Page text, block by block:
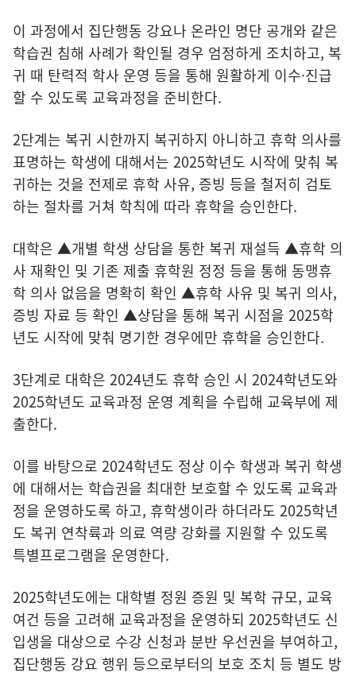
이 과정에서 집단행동 강요나 온라인 명단 공개와 같은
학습권 침해 사례가 확인될 경우 엄정하게 조치하고, 복
귀 때 탄력적 학사 운영 등을 통해 원활하게 이수·진급
할 수 있도록 교육과정을 준비한다.
2단계는 복귀 시한까지 복귀하지 아니하고 휴학 의사를
표명하는 학생에 대해서는 2025학년도 시작에 맞춰 복
귀하는 것을 전제로 휴학 사유, 증빙 등을 철저히 검토
하는 절차를 거쳐 학칙에 따라 휴학을 승인한다.
대학은 ▲개별 학생 상담을 통한 복귀 재설득 ▲휴학 의
사 재확인 및 기존 제출 휴학원 정정 등을 통해 동맹휴
학 의사 없음을 명확히 확인 ▲휴학 사유 및 복귀 의사,
증빙 자료 등 확인 ▲상담을 통해 복귀 시점을 2025학
년도 시작에 맞춰 명기한 경우에만 휴학을 승인한다.
3단계로 대학은 2024년도 휴학 승인 시 2024학년도와
2025학년도 교육과정 운영 계획을 수립해 교육부에 제
출한다.
이를 바탕으로 2024학년도 정상 이수 학생과 복귀 학생
에 대해서는 학습권을 최대한 보호할 수 있도록 교육과
정을 운영하도록 하고, 휴학생이라 하더라도 2025학년
도 복귀 연착륙과 의료 역량 강화를 지원할 수 있도록
특별프로그램을 운영한다.
2025학년도에는 대학별 정원 증원 및 복학 규모, 교육
여건 등을 고려해 교육과정을 운영하되 2025학년도 신
입생을 대상으로 수강 신청과 분반 우선권을 부여하고,
집단행동 강요 행위 등으로부터의 보호 조치 등 별도 방